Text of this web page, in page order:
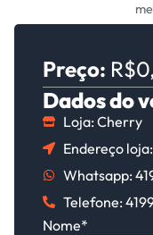
Preço:
Dados do
Loja: Cherry
Endereço
Whatsapp:
Telefone:
Nome*